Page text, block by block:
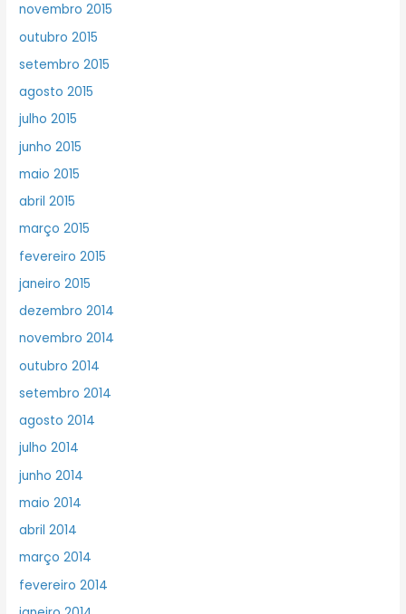
novembro 2015
outubro 2015
setembro 2015
agosto 2015
julho 2015
junho 2015
maio 2015
abril 2015
março 2015
fevereiro 2015
janeiro 2015
dezembro 2014
novembro 2014
outubro 2014
setembro 2014
agosto 2014
julho 2014
junho 2014
maio 2014
abril 2014
março 2014
fevereiro 2014